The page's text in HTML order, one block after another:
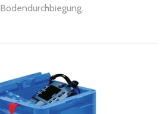
Bodendurchbiegung.